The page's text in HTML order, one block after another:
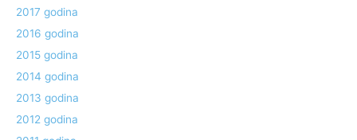
2017 godina
2016 godina
2015 godina
2014 godina
2013 godina
2012 godina